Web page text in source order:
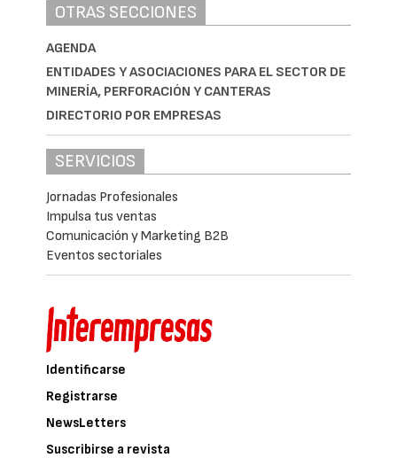
OTRAS SECCIONES
AGENDA
ENTIDADES Y ASOCIACIONES PARA EL SECTOR DE
MINERÍA, PERFORACIÓN Y CANTERAS
DIRECTORIO POR EMPRESAS
SERVICIOS
Jornadas Profesionales
Impulsa tus ventas
Comunicación y Marketing B2B
Eventos sectoriales
Identificarse
Registrarse
NewsLetters
Suscribirse a revista